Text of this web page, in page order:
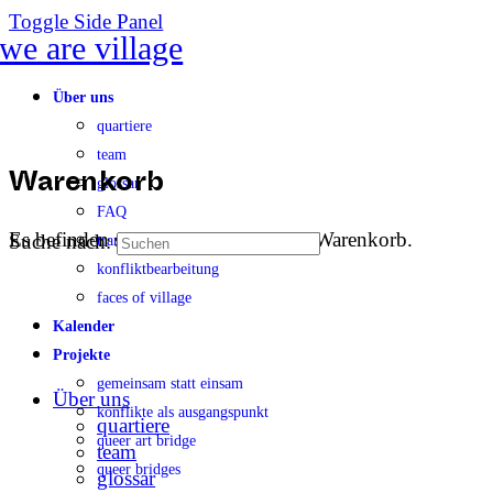
Toggle Side Panel
Über uns
quartiere
team
glossar
FAQ
transparenz
konfliktbearbeitung
faces of village
Kalender
Projekte
gemeinsam statt einsam
konflikte als ausgangspunkt
queer art bridge
queer bridges
Warenkorb
Es befinden sich keine Produkte im Warenkorb.
Suche nach:
Über uns
quartiere
team
glossar